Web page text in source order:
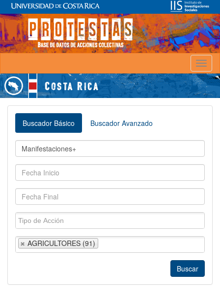
Buscador Básico Buscador Avanzado
AGRICULTORES (91)